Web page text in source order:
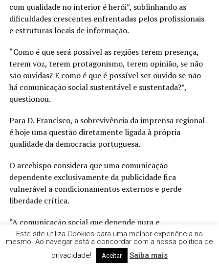
com qualidade no interior é herói”, sublinhando as
dificuldades crescentes enfrentadas pelos profissionais
e estruturas locais de informação.
“Como é que será possível as regiões terem presença,
terem voz, terem protagonismo, terem opinião, se não
são ouvidas? E como é que é possível ser ouvido se não
há comunicação social sustentável e sustentada?”,
questionou.
Para D. Francisco, a sobrevivência da imprensa regional
é hoje uma questão diretamente ligada à própria
qualidade da democracia portuguesa.
O arcebispo considera que uma comunicação
dependente exclusivamente da publicidade fica
vulnerável a condicionamentos externos e perde
liberdade crítica.
“A comunicação social que depende pura e
simplesmente da publicidade é uma comunicação social
que se compra e se vende”, afirmou, acrescentando que
“a lliberdade regional só acontece quando a
Este site utiliza Cookies para uma melhor experiência no
mesmo. Ao navegar está a concordar com a nossa politica de
privacidade!
Aceitar Saiba mais